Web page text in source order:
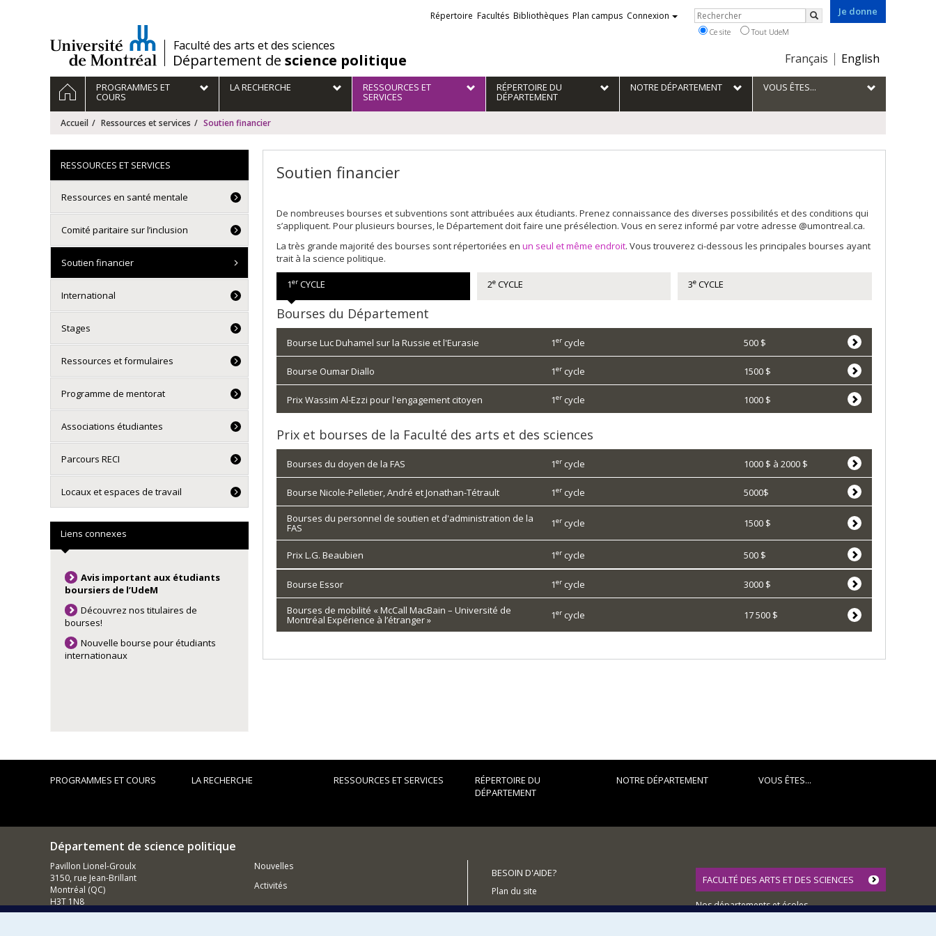
/Faculté des arts et des sciences
Département de science politique
Je donne
Choix
la
langue
Français English
Liens
externes
Répertoire Facultés Bibliothèques Plan campus Connexion Rechercher
Rechercher
Ce site Tout UdeM
Navigation
principale
ACCUEILPROGRAMMES ET
COURS
LA RECHERCHE RESSOURCES ET
SERVICES
RÉPERTOIRE DU
DÉPARTEMENT
NOTRE DÉPARTEMENT VOUS ÊTES...
Accueil Ressources et services Soutien financier
Soutien financier
De nombreuses bourses et subventions sont attribuées aux étudiants. Prenez connaissance des diverses possibilités et des conditions qui
s’appliquent. Pour plusieurs bourses, le Département doit faire une présélection. Vous en serez informé par votre adresse @umontreal.ca.
La très grande majorité des bourses sont répertoriées en un seul et même endroit. Vous trouverez ci-dessous les principales bourses ayant
trait à la science politique.
1er CYCLE 2e CYCLE 3e CYCLE
Bourses du Département
Bourse Luc Duhamel sur la Russie et l'Eurasie 1er cycle 500 $
Bourse Oumar Diallo 1er cycle 1500 $
Prix Wassim Al-Ezzi pour l'engagement citoyen 1er cycle 1000 $
Prix et bourses de la Faculté des arts et des sciences
Bourses du doyen de la FAS 1er cycle 1000 $ à 2000 $
Bourse Nicole-Pelletier, André et Jonathan-Tétrault 1er cycle 5000$
Bourses du personnel de soutien et d'administration de la
FAS 1er cycle 1500 $
Prix L.G. Beaubien 1er cycle 500 $
Bourse Essor 1er cycle 3000 $
Bourses de mobilité « McCall MacBain – Université de
Montréal Expérience à l’étranger » 1er cycle 17 500 $
RESSOURCES ET SERVICES
Ressources en santé mentale
Comité paritaire sur l’inclusion
Soutien financier
International
Stages
Ressources et formulaires
Programme de mentorat
Associations étudiantes
Parcours RECI
Locaux et espaces de travail
Liens connexes
Avis important aux étudiants
boursiers de l’UdeM
Découvrez nos titulaires de
bourses!
Nouvelle bourse pour étudiants
internationaux
PROGRAMMES ET COURS LA RECHERCHE RESSOURCES ET SERVICES
RÉPERTOIRE DU
DÉPARTEMENT
NOTRE DÉPARTEMENT VOUS ÊTES...
Département de science politique
Pavillon Lionel-Groulx
3150, rue Jean-Brillant
Montréal (QC)
H3T 1N8
Nouvelles
Activités
BESOIN D'AIDE?
Plan du site
Signaler une erreur
FACULTÉ DES ARTS ET DES SCIENCES
Nos départements et écoles